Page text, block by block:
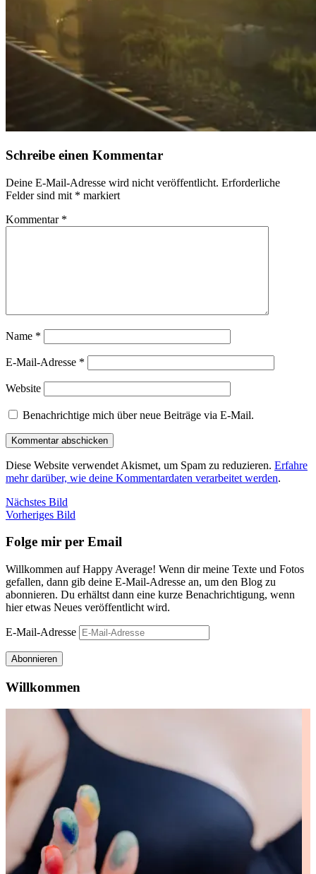
Schreibe einen Kommentar
Deine E-Mail-Adresse wird nicht veröffentlicht. Erforderliche
Felder sind mit * markiert
Kommentar *
Name *
E-Mail-Adresse *
Website
Benachrichtige mich über neue Beiträge via E-Mail.
Diese Website verwendet Akismet, um Spam zu reduzieren. Erfahre
mehr darüber, wie deine Kommentardaten verarbeitet werden.
Nächstes Bild
Vorheriges Bild
Folge mir per Email
Willkommen auf Happy Average! Wenn dir meine Texte und Fotos
gefallen, dann gib deine E-Mail-Adresse an, um den Blog zu
abonnieren. Du erhältst dann eine kurze Benachrichtigung, wenn
hier etwas Neues veröffentlicht wird.
E-Mail-Adresse
Abonnieren
Willkommen